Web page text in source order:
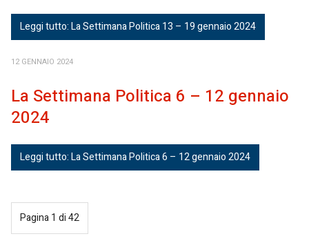
Leggi tutto: La Settimana Politica 13 – 19 gennaio 2024
12 GENNAIO 2024
La Settimana Politica 6 – 12 gennaio
2024
Leggi tutto: La Settimana Politica 6 – 12 gennaio 2024
Pagina 1 di 42